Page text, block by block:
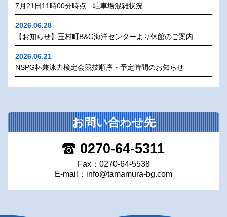
7月21日11時00分時点 駐車場混雑状況
2026.06.28
【お知らせ】玉村町B&G海洋センターより休館のご案内
2026.06.21
NSPG杯兼泳力検定会競技順序・予定時間のお知らせ
お問い合わせ先
0270-64-5311
Fax：0270-64-5538
E-mail： info@tamamura-bg.com